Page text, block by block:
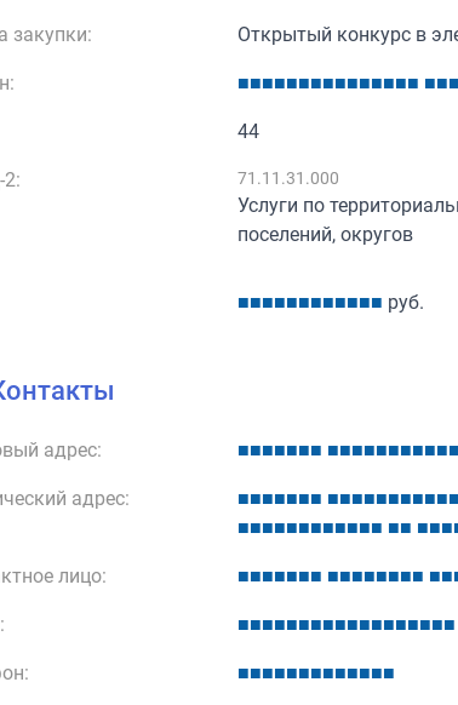
закупки: Открытый конкурс в
■■■■■■■■■■■■■■■ ■■■
44
71.11.31.000
Услуги по
поселений, округов
■■■■■■■■■■■■ руб.
адрес: ■■■■■■■ ■■■■■■■■■■■
адрес: ■■■■■■■ ■■■■■■■■■■■
■■■■■■■■■■■■ ■■ ■■■
лицо: ■■■■■■■ ■■■■■■■■ ■■
■■■■■■■■■■■■■■■■■■
■■■■■■■■■■■■■